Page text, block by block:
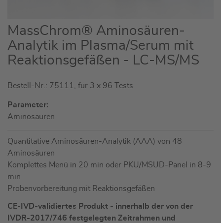
Zum
Anfang
der
Bildgalerie
MassChrom® Aminosäuren-
Analytik im Plasma/Serum mit
Reaktionsgefäßen - LC-MS/MS
Bestell-Nr.: 75111, für 3 x 96 Tests
Parameter:
Aminosäuren
Quantitative Aminosäuren-Analytik (AAA) von 48
Aminosäuren
Komplettes Menü in 20 min oder PKU/MSUD-Panel in 8-9
min
Probenvorbereitung mit Reaktionsgefäßen
CE-IVD-validiertes Produkt - innerhalb der von der
IVDR-2017/746 festgelegten Zeitrahmen und